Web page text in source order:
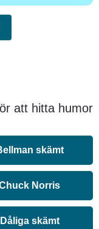
att hitta humor
skämt
Norris
Dåliga skämt